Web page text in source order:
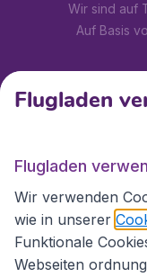
Wir sind auf
Auf Basis
Kundenservice
Flugladen.at
Internationale
Flugladen
Flugladen
Wir verwenden
wie in unserer
Funktionale
Webseiten